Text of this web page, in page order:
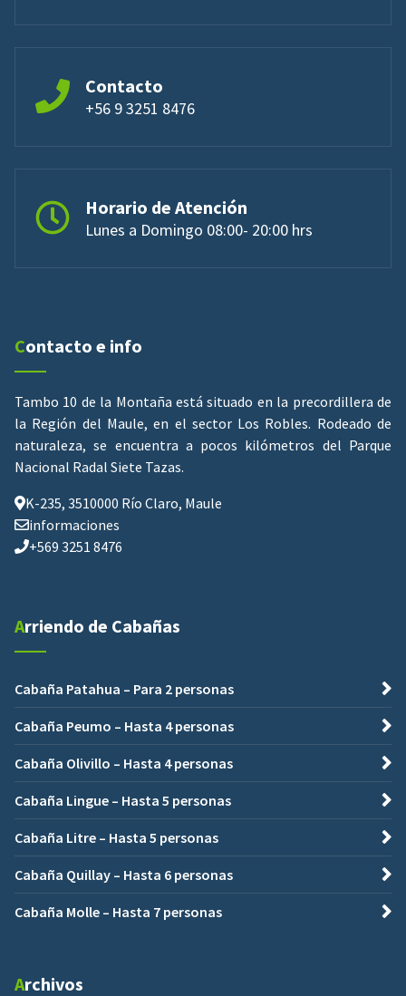
Contacto
+56 9 3251 8476
Horario de Atención
Lunes a Domingo 08:00- 20:00 hrs
Contacto e info
Tambo 10 de la Montaña está situado en la precordillera de
la Región del Maule, en el sector Los Robles. Rodeado de
naturaleza, se encuentra a pocos kilómetros del Parque
Nacional Radal Siete Tazas.
K-235, 3510000 Río Claro, Maule
informaciones
+569 3251 8476
Arriendo de Cabañas
Cabaña Patahua – Para 2 personas
Cabaña Peumo – Hasta 4 personas
Cabaña Olivillo – Hasta 4 personas
Cabaña Lingue – Hasta 5 personas
Cabaña Litre – Hasta 5 personas
Cabaña Quillay – Hasta 6 personas
Cabaña Molle – Hasta 7 personas
Archivos